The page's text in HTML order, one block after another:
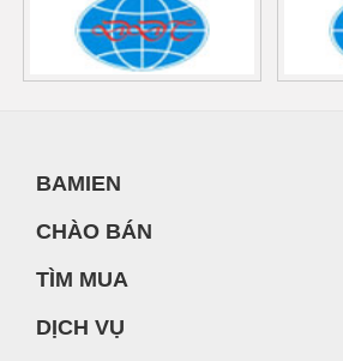
BAMIEN
CHÀO BÁN
TÌM MUA
DỊCH VỤ